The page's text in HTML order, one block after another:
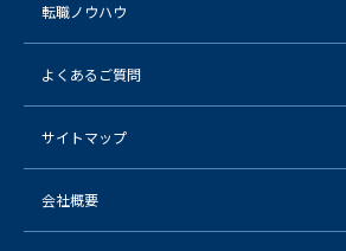
転職ノウハウ
よくあるご質問
サイトマップ
会社概要